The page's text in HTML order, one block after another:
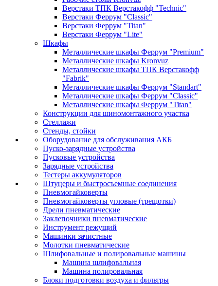
Верстаки ТПК Верстакофф "Technic"
Верстаки Феррум "Classic"
Верстаки Феррум "Titan"
Верстаки Феррум "Lite"
Шкафы
Металлические шкафы Феррум "Premium"
Металлические шкафы Kronvuz
Металлические шкафы ТПК Верстакофф
"Fabrik"
Металлические шкафы Феррум "Standart"
Металлические шкафы Феррум "Classic"
Металлические шкафы Феррум "Titan"
Конструкции для шиномонтажного участка
Стеллажи
Стенды, стойки
Оборудование для обслуживания АКБ
Пуско-зарядные устройства
Пусковые устройства
Зарядные устройства
Тестеры аккумуляторов
Штуцеры и быстросъемные соединения
Пневмогайковерты
Пневмогайковерты угловые (трещотки)
Дрели пневматические
Заклепочники пневматические
Инструмент режущий
Машинки зачистные
Молотки пневматические
Шлифовальные и полировальные машины
Машина шлифовальная
Машина полировальная
Блоки подготовки воздуха и фильтры